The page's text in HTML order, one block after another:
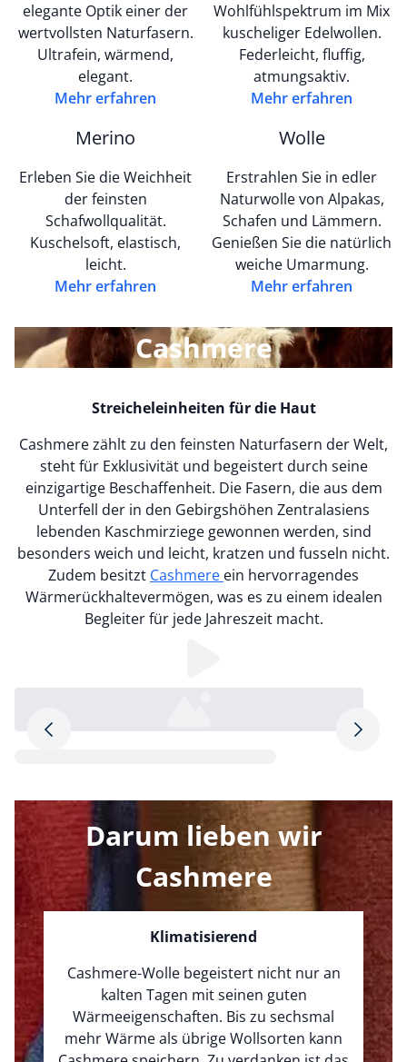
elegante Optik einer der
wertvollsten Naturfasern.
Ultrafein, wärmend,
elegant.
Mehr erfahren
Wohlfühlspektrum im Mix
kuscheliger Edelwollen.
Federleicht, fluffig,
atmungsaktiv.
Mehr erfahren
Merino
Erleben Sie die Weichheit
der feinsten
Schafwollqualität.
Kuschelsoft, elastisch,
leicht.
Mehr erfahren
Wolle
Erstrahlen Sie in edler
Naturwolle von Alpakas,
Schafen und Lämmern.
Genießen Sie die natürlich
weiche Umarmung.
Mehr erfahren
Cashmere
Streicheleinheiten für die Haut
Cashmere zählt zu den feinsten Naturfasern der Welt,
steht für Exklusivität und begeistert durch seine
einzigartige Beschaffenheit. Die Fasern, die aus dem
Unterfell der in den Gebirgshöhen Zentralasiens
lebenden Kaschmirziege gewonnen werden, sind
besonders weich und leicht, kratzen und fusseln nicht.
Zudem besitzt Cashmere ein hervorragendes
Wärmerückhaltevermögen, was es zu einem idealen
Begleiter für jede Jahreszeit macht.
Pfeil nach rechts Pfeil
Darum lieben wir
Cashmere
Klimatisierend
Cashmere-Wolle begeistert nicht nur an
kalten Tagen mit seinen guten
Wärmeeigenschaften. Bis zu sechsmal
mehr Wärme als übrige Wollsorten kann